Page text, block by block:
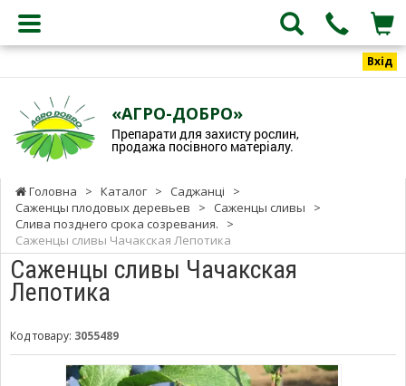
Вхід
«АГРО-ДОБРО»
Препарати для захисту рослин,
продажа посівного матеріалу.
Головна > Каталог > Саджанці
>
Саженцы плодовых деревьев
> Саженцы сливы
>
Слива позднего срока созревания.
>
Саженцы сливы Чачакская Лепотика
Саженцы сливы Чачакская
Лепотика
Код товару: 3055489